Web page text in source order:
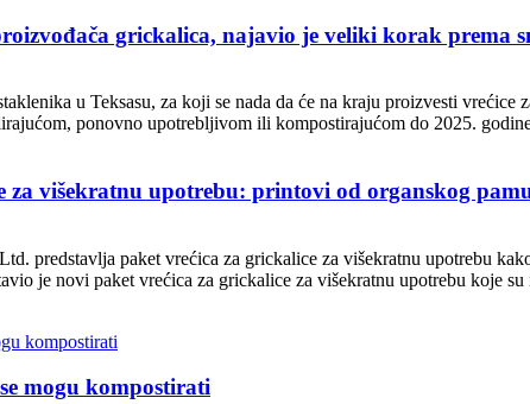
grickalica, najavio je veliki korak prema
u Teksasu, za koji se nada da će na kraju proizvesti
ponovno upotrebljivom ili kompostirajućom do 2025.
za višekratnu upotrebu: printovi od organskog
predstavlja paket vrećica za grickalice za višekratnu upotrebu
je novi paket vrećica za grickalice za višekratnu upotrebu koje
mogu kompostirati